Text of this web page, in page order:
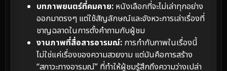
บทภาพยนตร์ที่คมคาย: หนังเลือกที่จะไม่เล่าทุกอย่าง
ออกมาตรงๆ แต่ใช้สัญลักษณ์และจังหวะการเล่าเรื่องที่
ชาญฉลาดในการตั้งคำถามกับผู้ชม
งานภาพที่สื่อสารอารมณ์: การกำกับภาพในเรื่องนี้
ไม่ใช่แค่เรื่องของความสวยงาม แต่มันคือการสร้าง
“สภาวะทางอารมณ์” ที่ทำให้ผู้ชมรู้สึกถึงความว่างเปล่า